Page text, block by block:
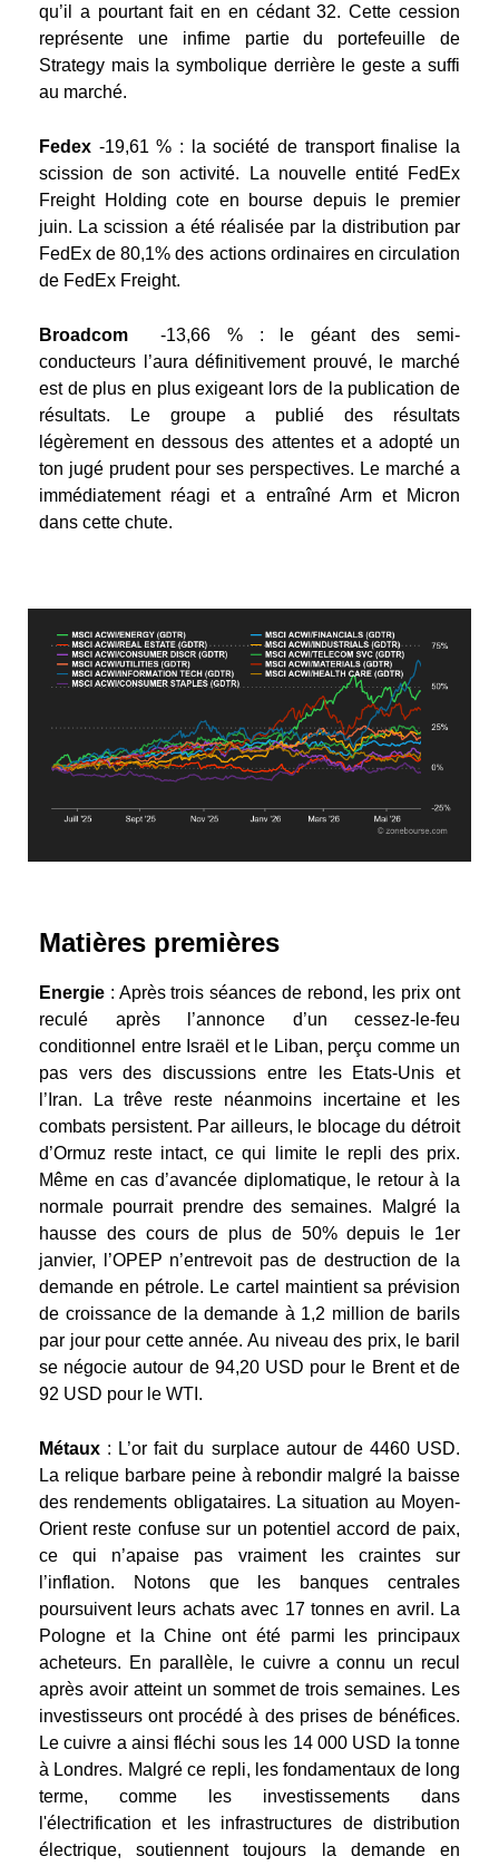
qu’il a pourtant fait en en cédant 32. Cette cession
représente une infime partie du portefeuille de
Strategy mais la symbolique derrière le geste a suffi
au marché.
Fedex -19,61 % : la société de transport finalise la
scission de son activité. La nouvelle entité FedEx
Freight Holding cote en bourse depuis le premier
juin. La scission a été réalisée par la distribution par
FedEx de 80,1% des actions ordinaires en circulation
de FedEx Freight.
Broadcom-13,66 %: le géant des semi-
conducteurs l’aura définitivement prouvé, le marché
est de plus en plus exigeant lors de la publication de
résultats. Le groupe a publié des résultats
légèrement en dessous des attentes et a adopté un
ton jugé prudent pour ses perspectives. Le marché a
immédiatement réagi et a entraîné Arm et Micron
dans cette chute.
Matières premières
Energie : Après trois séances de rebond, les prix ont
reculé après l’annonce d’un cessez-le-feu
conditionnel entre Israël et le Liban, perçu comme un
pas vers des discussions entre les Etats-Unis et
l’Iran. La trêve reste néanmoins incertaine et les
combats persistent. Par ailleurs, le blocage du détroit
d’Ormuz reste intact, ce qui limite le repli des prix.
Même en cas d’avancée diplomatique, le retour à la
normale pourrait prendre des semaines. Malgré la
hausse des cours de plus de 50% depuis le 1er
janvier, l’OPEP n’entrevoit pas de destruction de la
demande en pétrole. Le cartel maintient sa prévision
de croissance de la demande à 1,2 million de barils
par jour pour cette année. Au niveau des prix, le baril
se négocie autour de 94,20 USD pour le Brent et de
92 USD pour le WTI.
Métaux : L’or fait du surplace autour de 4460 USD.
La relique barbare peine à rebondir malgré la baisse
des rendements obligataires. La situation au Moyen-
Orient reste confuse sur un potentiel accord de paix,
ce qui n’apaise pas vraiment les craintes sur
l’inflation. Notons que les banques centrales
poursuivent leurs achats avec 17 tonnes en avril. La
Pologne et la Chine ont été parmi les principaux
acheteurs. En parallèle, le cuivre a connu un recul
après avoir atteint un sommet de trois semaines. Les
investisseurs ont procédé à des prises de bénéfices.
Le cuivre a ainsi fléchi sous les 14 000 USD la tonne
à Londres. Malgré ce repli, les fondamentaux de long
terme, comme les investissements dans
l'électrification et les infrastructures de distribution
électrique, soutiennent toujours la demande en